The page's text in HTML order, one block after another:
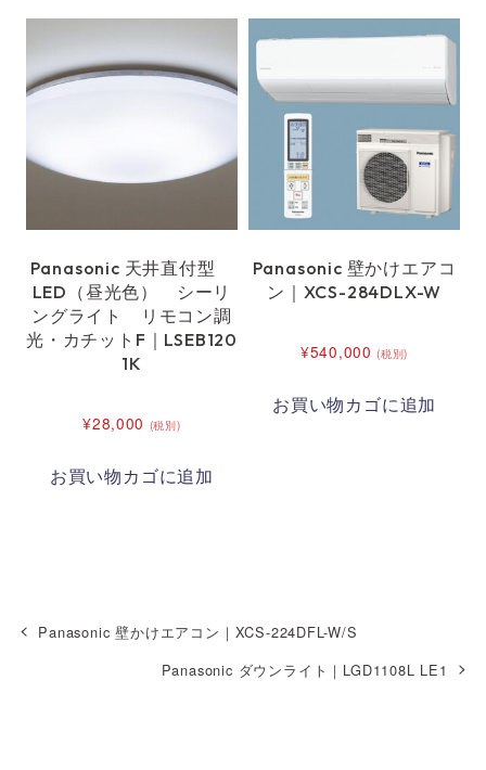
Panasonic 天井直付型
LED（昼光色） シーリ
ングライト リモコン調
光・カチットF｜LSEB120
1K
¥28,000 (税別)
お買い物カゴに追加
Panasonic 壁かけエアコ
ン｜XCS-284DLX-W
¥540,000 (税別)
お買い物カゴに追加
Panasonic 壁かけエアコン｜XCS-224DFL-W/S
Panasonic ダウンライト｜LGD1108L LE1